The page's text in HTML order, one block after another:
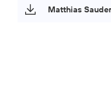
Matthias